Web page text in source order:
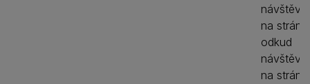
na
odkud
na